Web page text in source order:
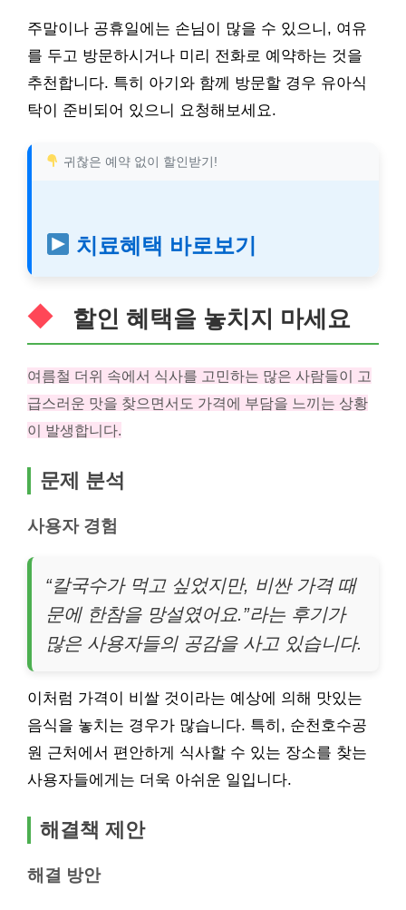
주말이나 공휴일에는 손님이 많을 수 있으니, 여유
를 두고 방문하시거나 미리 전화로 예약하는 것을
추천합니다. 특히 아기와 함께 방문할 경우 유아식
탁이 준비되어 있으니 요청해보세요.
귀찮은 예약 없이 할인받기!
치료혜택 바로보기
할인 혜택을 놓치지 마세요
여름철 더위 속에서 식사를 고민하는 많은 사람들이 고
급스러운 맛을 찾으면서도 가격에 부담을 느끼는 상황
이 발생합니다.
문제 분석
사용자 경험
“칼국수가 먹고 싶었지만, 비싼 가격 때
문에 한참을 망설였어요.”라는 후기가
많은 사용자들의 공감을 사고 있습니다.
이처럼 가격이 비쌀 것이라는 예상에 의해 맛있는
음식을 놓치는 경우가 많습니다. 특히, 순천호수공
원 근처에서 편안하게 식사할 수 있는 장소를 찾는
사용자들에게는 더욱 아쉬운 일입니다.
해결책 제안
해결 방안